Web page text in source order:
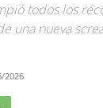
todos los
una nueva
2026